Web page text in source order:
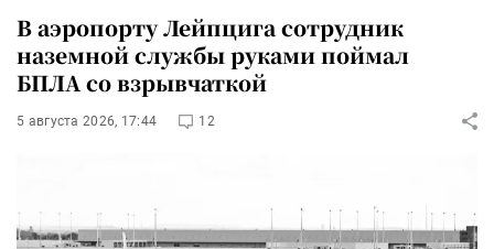
В аэропорту Лейпцига сотрудник
наземной службы руками поймал
БПЛА со взрывчаткой
5 августа 2026, 17:44 12